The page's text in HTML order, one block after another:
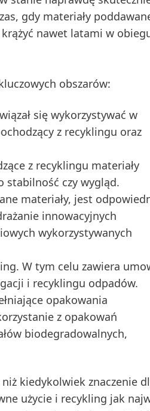
gdy materiały
nawet latami w
obszarów:
się wykorzystywać w
z recyklingu oraz
z recyklingu materiały
stabilność czy wygląd.
materiały, jest
innowacyjnych
wykorzystywanych
W tym celu zawiera
i recyklingu odpadów.
opakowania
z opakowań
biodegradowalnych,
kiedykolwiek znaczenie
użycie i recykling jak